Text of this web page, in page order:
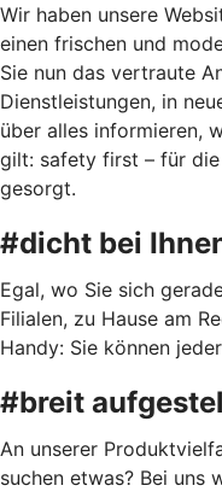
Wir haben unsere
einen frischen und
Sie nun das vertraute
Dienstleistungen, in
über alles informieren,
gilt: safety first – für
gesorgt.
#dicht bei
Egal, wo Sie sich
Filialen, zu Hause am
Handy: Sie können
#breit
An unserer
suchen etwas? Bei uns